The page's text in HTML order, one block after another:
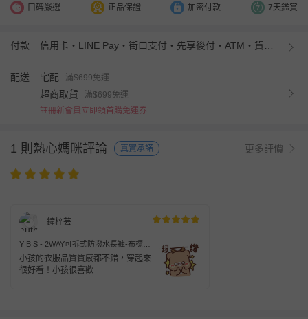
口碑嚴選 正品保證 加密付款 7天鑑賞
付款
配送 宅配 滿$699免運
超商取貨
滿$699免運
註冊新會員立即領首購免運券
1 則熱心媽咪評論 真實承諾 更多評價
鐘梓芸
Y B S - 2WAY可拆式防潑水長褲-布標-
綠色
小孩的衣服品質質感都不錯，穿起來
很好看！小孩很喜歡